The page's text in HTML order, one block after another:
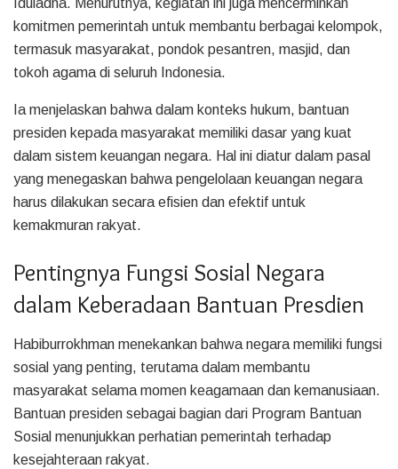
komitmen pemerintah untuk membantu berbagai kelompok,
termasuk masyarakat, pondok pesantren, masjid, dan
tokoh agama di seluruh Indonesia.
Ia menjelaskan bahwa dalam konteks hukum, bantuan
presiden kepada masyarakat memiliki dasar yang kuat
dalam sistem keuangan negara. Hal ini diatur dalam pasal
yang menegaskan bahwa pengelolaan keuangan negara
harus dilakukan secara efisien dan efektif untuk
kemakmuran rakyat.
Pentingnya Fungsi Sosial Negara
dalam Keberadaan Bantuan Presdien
Habiburrokhman menekankan bahwa negara memiliki fungsi
sosial yang penting, terutama dalam membantu
masyarakat selama momen keagamaan dan kemanusiaan.
Bantuan presiden sebagai bagian dari Program Bantuan
Sosial menunjukkan perhatian pemerintah terhadap
kesejahteraan rakyat.